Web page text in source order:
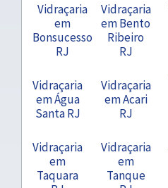
Vidraçaria
em
Bonsucesso
RJ
Vidraçaria
em Bento
Ribeiro
RJ
Vidraçaria
em Água
Santa RJ
Vidraçaria
em Acari
RJ
Vidraçaria
em
Taquara
Vidraçaria
em
Tanque